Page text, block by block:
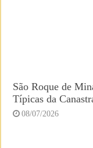
São Roque de
Típicas da
08/07/2026